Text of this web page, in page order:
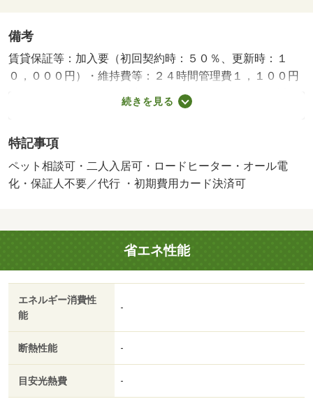
備考
賃貸保証等：加入要（初回契約時：５０％、更新時：１
０，０００円）・維持費等：２４時間管理費１，１００円
／月・ペット条件：小型犬可／猫可・すすきの駅から近
く、好立地なエリアです！ペット相談可！お部屋探しはＣ
８３・バイク置場：なし・駐輪場：有
続きを見る
特記事項
ペット相談可・二人入居可・ロードヒーター・オール電
化・保証人不要／代行 ・初期費用カード決済可
省エネ性能
エネルギー消費性
能
-
断熱性能 -
目安光熱費 -